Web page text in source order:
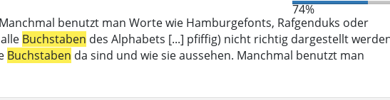
74%
benutzt man Worte wie Hamburgefonts, Rafgenduks oder
Buchstaben des Alphabets [...] pfiffig) nicht richtig dargestellt
Buchstaben da sind und wie sie aussehen. Manchmal benutzt man